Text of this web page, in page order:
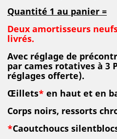
Quantité 1 au panier =
Deux amortisseurs
livrés.
Avec réglage de
par cames rotatives à 3
réglages offerte).
Œillets* en haut et en
Corps noirs, ressorts
*Caoutchoucs